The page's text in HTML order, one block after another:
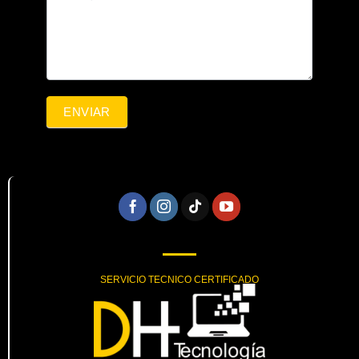
ENVIAR
SERVICIO TECNICO CERTIFICADO